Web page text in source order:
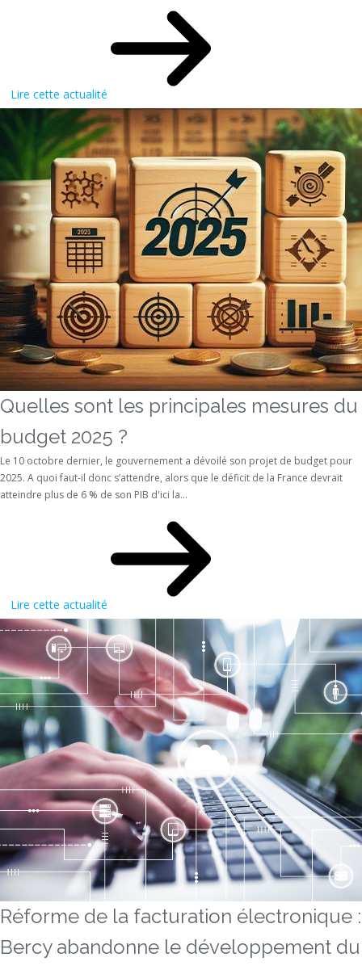
Lire cette actualité
Quelles sont les principales mesures du
budget 2025 ?
Le 10 octobre dernier, le gouvernement a dévoilé son projet de budget pour
2025. A quoi faut-il donc s’attendre, alors que le déficit de la France devrait
atteindre plus de 6 % de son PIB d'ici la...
Lire cette actualité
Réforme de la facturation électronique :
Bercy abandonne le développement du